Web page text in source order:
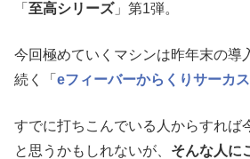
「 至高シリーズ」第1弾。
今回極めていくマシンは昨年末の導
続く「 eフィーバーからくりサーカ
すでに打ちこんでいる人からすれ
と思うかもしれないが、 そんな人に